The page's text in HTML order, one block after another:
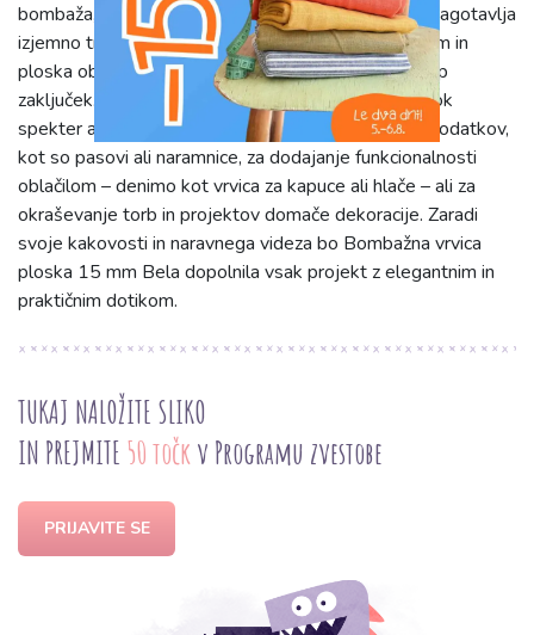
bombaža, ponuja naraven in prijeten otip, hkrati pa zagotavlja
izjemno trpežnost in zanesljivost. Njena širina 1,5 cm in
ploska oblika omogočata enostavno uporabo ter lep
zaključek. Ta enobarvna bela vrvica je idealna za širok
spekter aplikacij. Odlična je za ustvarjanje modnih dodatkov,
kot so pasovi ali naramnice, za dodajanje funkcionalnosti
oblačilom – denimo kot vrvica za kapuce ali hlače – ali za
okraševanje torb in projektov domače dekoracije. Zaradi
svoje kakovosti in naravnega videza bo Bombažna vrvica
ploska 15 mm Bela dopolnila vsak projekt z elegantnim in
praktičnim dotikom.
TUKAJ NALOŽITE SLIKO
IN PREJMITE 50 točk v Programu zvestobe
PRIJAVITE SE